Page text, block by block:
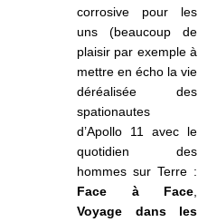
corrosive pour les
uns (beaucoup de
plaisir par exemple à
mettre en écho la vie
déréalisée des
spationautes
d’Apollo 11 avec le
quotidien des
hommes sur Terre :
Face à Face
Voyage dans les